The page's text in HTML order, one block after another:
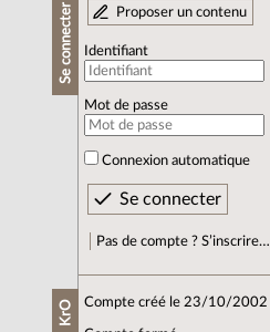
Se connecter Proposer un contenu
Identifiant
Mot de passe
Connexion automatique
Pas de compte ? S’inscrire…
KrO Compte créé le 23/10/2002